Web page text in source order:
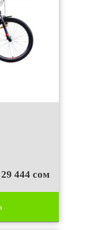
29 444 сом